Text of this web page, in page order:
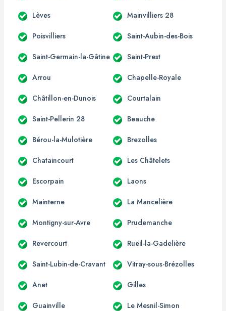
Lèves Mainvilliers 28
Poisvilliers Saint-Aubin-des-Bois
Saint-Germain-la-Gâtine Saint-Prest
Arrou Chapelle-Royale
Châtillon-en-Dunois Courtalain
Saint-Pellerin 28 Beauche
Bérou-la-Mulotière Brezolles
Chataincourt Les Châtelets
Escorpain Laons
Mainterne La Mancelière
Montigny-sur-Avre Prudemanche
Revercourt Rueil-la-Gadelière
Saint-Lubin-de-Cravant Vitray-sous-Brézolles
Anet Gilles
Guainville Le Mesnil-Simon